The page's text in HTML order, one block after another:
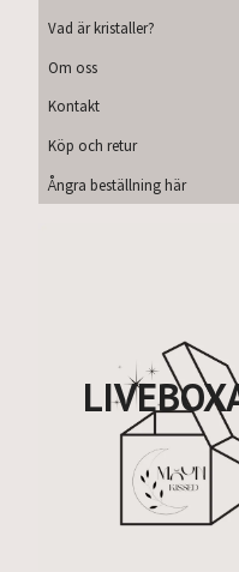
Vad är kristaller?
Om oss
Kontakt
Köp och retur
Ångra beställning här